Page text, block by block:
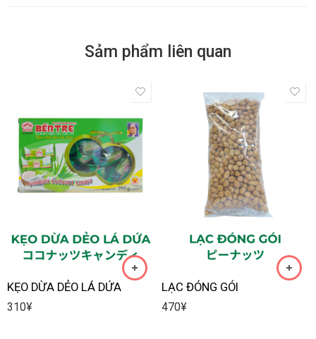
Sảm phẩm liên quan
KẸO DỪA DẺO LÁ DỨA
310¥
LẠC ĐÓNG GÓI
470¥